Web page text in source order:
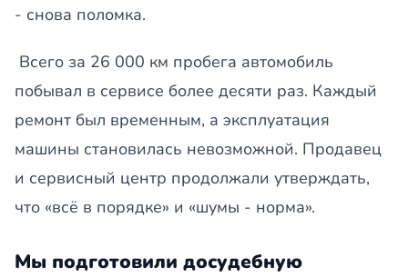
- снова поломка.
Всего за 26 000 км пробега автомобиль
побывал в сервисе более десяти раз. Каждый
ремонт был временным, а эксплуатация
машины становилась невозможной. Продавец
и сервисный центр продолжали утверждать,
что «всё в порядке» и «шумы - норма».
Мы подготовили досудебную